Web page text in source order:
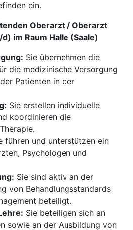
ein.
Oberarzt / Oberarzt
im Raum Halle (Saale)
Sie übernehmen die
die medizinische Versorgung
Patienten in der
Sie erstellen individuelle
koordinieren die
führen und unterstützen ein
Psychologen und
Sie sind aktiv an der
von Behandlungsstandards
beteiligt.
Sie beteiligen sich an
sowie an der Ausbildung von